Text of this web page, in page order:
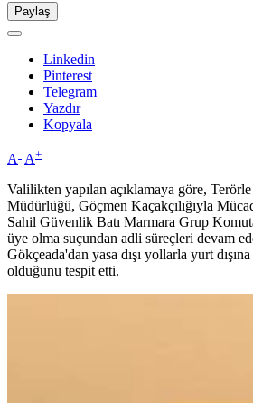
Paylaş
Linkedin
Pinterest
Telegram
Yazdır
Kopyala
A- A+
Valilikten yapılan açıklamaya göre,
Müdürlüğü, Göçmen Kaçakçılığıyla
Sahil Güvenlik Batı Marmara Grup
üye olma suçundan adli süreçleri devam
Gökçeada'dan yasa dışı yollarla yurt dışına
olduğunu tespit etti.